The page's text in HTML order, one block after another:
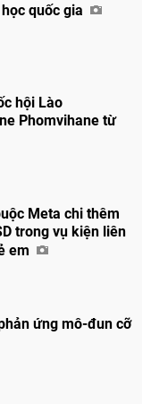
quốc gia
hội Lào
Phomvihane từ
Meta chi thêm
trong vụ kiện liên
em
ứng mô-đun cỡ